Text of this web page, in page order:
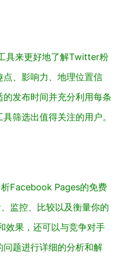
具来更好地了解Twitter粉
、影响力、地理位置信
发布时间并充分利用每条
筛选出值得关注的用户。
Facebook Pages的免费
监控、比较以及衡量你的
效果，还可以与竞争对手
题进行详细的分析和解